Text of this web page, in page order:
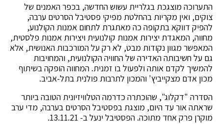
התערוכה מוצגכת בגלריית עשוש החדשה, בכפר האמנים של
צוקים, ואין מקריות בהחלטת מפיקי פסטיבל הסרטים ערבה,
להפיק דווקא בתקופה כה מאתגרת לתחום אמנות הקולנוע,
מחווה, המאגדת יצירות אמנות קולנועית ויצירות אמנות פלסטית,
המאפשר מגוון נקודות מבט, לא רק על המורכבות האנושית, אלא
גם על חשיבותה האדירה של החוויה הקולנועית, והמחויבות
להמשיך לקדם אותה ולפעול בו זמנית. המחווה הופקה בשיתוף
מכון אדם מצקייביץ' והמכון לתרבות פולנית בתל-אביב.
הסדרה "דקלוג", שהוכתרה כדרמה הטלוויזיונית הטובה ביותר
שראתה אור עד היום, מוצגת בפסטיבל הסרטים בערבה, מדי ערב
מוקרן פרק אחד מתוכה. הפסטיבל ינעל ב- 13.11.21.